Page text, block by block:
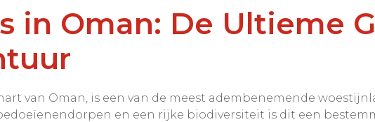
in Oman: De Ultieme
van Oman, is een van de meest adembenemende
en een rijke biodiversiteit is dit een